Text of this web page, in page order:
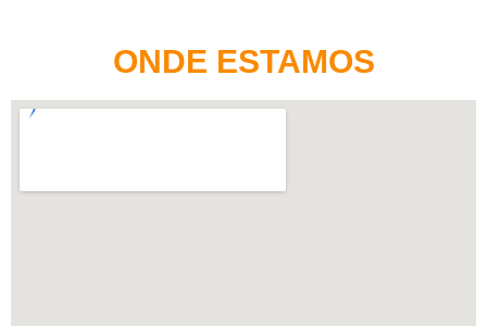
ONDE ESTAMOS